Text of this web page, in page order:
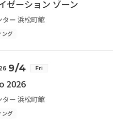
ゼーション ゾーン
ー 浜松町館
ング
9/4 Fri
2026
ー 浜松町館
ング